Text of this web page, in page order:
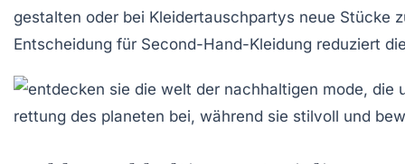
gestalten oder bei Kleidertauschpartys neue Stücke
Entscheidung für Second-Hand-Kleidung reduziert